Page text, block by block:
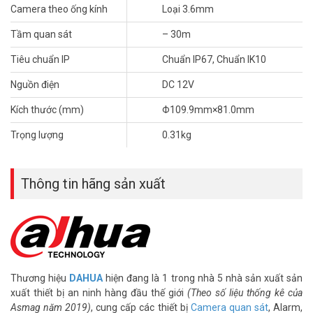
– Chất liệuvỏ nhôm đúc
– Môi trường làm việc từ -40°C~+60°C
– Khoảng cách truyền tải trên cáp đồng trục lên đến 500m với cáp
75-3 ôm
– Kích thước Φ109.9mm×81.0mm
– Trọng lượng 0.34kg
– Xuất xứ: Trung Quốc
– Bảo hành: 24 tháng
Để cập nhật thông tin giá đầu ghi hình DAHUA mới nhất, quý khách
hàng vui lòng liên hệ HOTLINE 1900 9259 – (028) 35 166 166 –
trợ tốt nhất.
Tham khảo các kênh thông tin khác:
– Facebook:https://www.facebook.com/vuhoangtelecom/
– Youtube: https://www.youtube.com/c/VuhoangTVChannel
– Website:https://vuhoangtelecom.vn/
Camera theo ống kính Loại 3.6mm
Tầm quan sát – 30m
Tiêu chuẩn IP Chuẩn IP67, Chuẩn IK10
Nguồn điện DC 12V
Kích thước (mm) Φ109.9mm×81.0mm
Trọng lượng 0.31kg
Thông tin hãng sản xuất
Thương hiệu DAHUA hiện đang là 1 trong nhà 5 nhà sản xuất sản
xuất thiết bị an ninh hàng đầu thế giới (Theo số liệu thống kê của
Asmag năm 2019), cung cấp các thiết bị Camera quan sát, Alarm,